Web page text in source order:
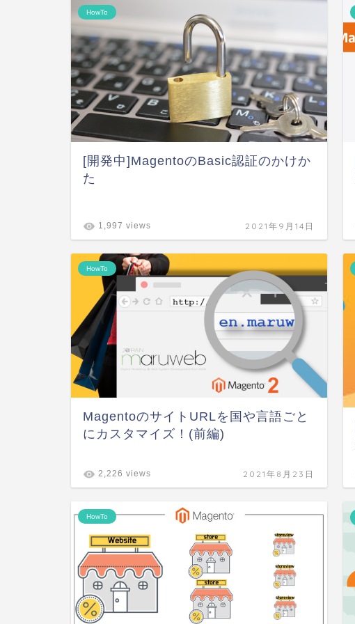
HowTo
[開発中]MagentoのBasic認証のかけか
た
1,997 views 2021年9月14日
HowTo
MagentoのサイトURLを国や言語ごと
にカスタマイズ！(前編)
2,226 views 2021年8月23日
HowTo